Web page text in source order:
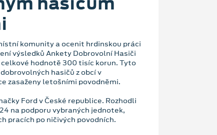
komunity a ocenit hrdinskou práci
výsledků Ankety Dobrovolní Hasiči
hodnotě 300 tisíc korun. Tyto
hasičů z obcí v
zasaženy letošními povodněmi.
Ford v České republice. Rozhodli
na podporu vybraných jednotek,
pracích po ničivých povodních.